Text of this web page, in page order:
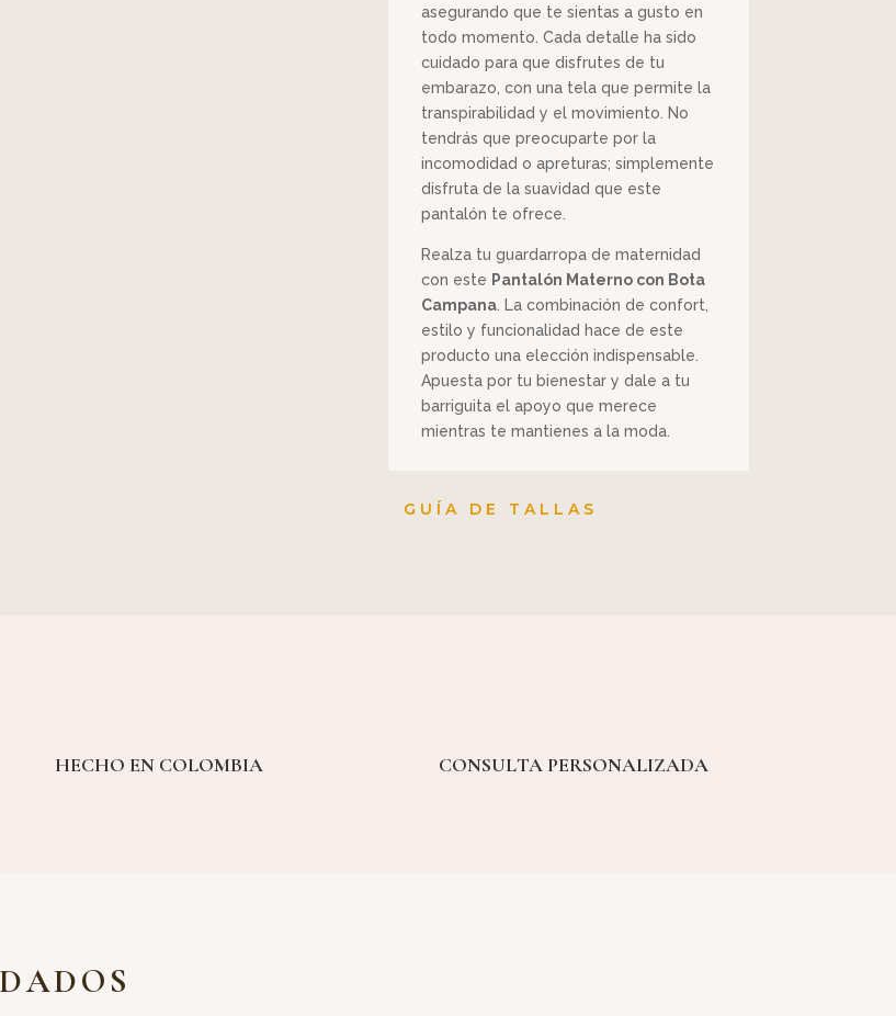
asegurando que te sientas a gusto en
todo momento. Cada detalle ha sido
cuidado para que disfrutes de tu
embarazo, con una tela que permite la
transpirabilidad y el movimiento. No
tendrás que preocuparte por la
incomodidad o apreturas; simplemente
disfruta de la suavidad que este
pantalón te ofrece.
Realza tu guardarropa de maternidad
con este Pantalón Materno con Bota
Campana . La combinación de confort,
estilo y funcionalidad hace de este
producto una elección indispensable.
Apuesta por tu bienestar y dale a tu
barriguita el apoyo que merece
mientras te mantienes a la moda.
GUÍA DE TALLAS
HECHO EN COLOMBIA CONSULTA PERSONALIZADA